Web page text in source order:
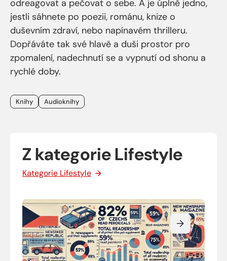
odreagovat a pečovat o sebe. A je úplně jedno,
jestli sáhnete po poezii, románu, knize o
duševním zdraví, nebo napínavém thrilleru.
Dopřáváte tak své hlavě a duši prostor pro
zpomalení, nadechnutí se a vypnutí od shonu a
rychlé doby.
Štítky
Knihy Audioknihy
Z kategorie Lifestyle
Kategorie Lifestyle